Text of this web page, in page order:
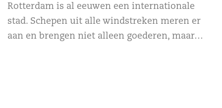
Rotterdam is al eeuwen een internationale
stad. Schepen uit alle windstreken meren er
aan en brengen niet alleen goederen, maar…